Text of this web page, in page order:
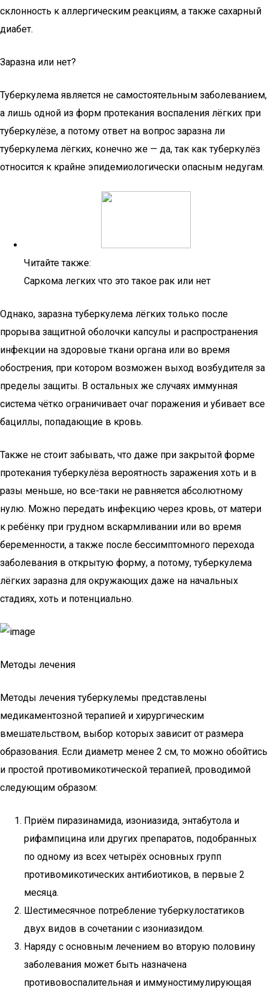
склонность к аллергическим реакциям, а также сахарный
диабет.
Заразна или нет?
Туберкулема является не самостоятельным заболеванием,
а лишь одной из форм протекания воспаления лёгких при
туберкулёзе, а потому ответ на вопрос заразна ли
туберкулема лёгких, конечно же — да, так как туберкулёз
относится к крайне эпидемиологически опасным недугам.
Читайте также:
Саркома легких что это такое рак или нет
Однако, заразна туберкулема лёгких только после
прорыва защитной оболочки капсулы и распространения
инфекции на здоровые ткани органа или во время
обострения, при котором возможен выход возбудителя за
пределы защиты. В остальных же случаях иммунная
система чётко ограничивает очаг поражения и убивает все
бациллы, попадающие в кровь.
Также не стоит забывать, что даже при закрытой форме
протекания туберкулёза вероятность заражения хоть и в
разы меньше, но все-таки не равняется абсолютному
нулю. Можно передать инфекцию через кровь, от матери
к ребёнку при грудном вскармливании или во время
беременности, а также после бессимптомного перехода
заболевания в открытую форму, а потому, туберкулема
лёгких заразна для окружающих даже на начальных
стадиях, хоть и потенциально.
Методы лечения
Методы лечения туберкулемы представлены
медикаментозной терапией и хирургическим
вмешательством, выбор которых зависит от размера
образования. Если диаметр менее 2 см, то можно обойтись
и простой противомикотической терапией, проводимой
следующим образом:
Приём пиразинамида, изониазида, энтабутола и
рифампицина или других препаратов, подобранных
по одному из всех четырёх основных групп
противомикотических антибиотиков, в первые 2
месяца.
Шестимесячное потребление туберкулостатиков
двух видов в сочетании с изониазидом.
Наряду с основным лечением во вторую половину
заболевания может быть назначена
противовоспалительная и иммуностимулирующая